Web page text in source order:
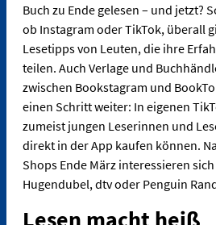
Buch zu Ende gelesen – und jetzt?
ob Instagram oder TikTok, überall
Lesetipps von Leuten, die ihre
teilen. Auch Verlage und
zwischen Bookstagram und
einen Schritt weiter: In eigenen
zumeist jungen Leserinnen und
direkt in der App kaufen können.
Shops Ende März interessieren
Hugendubel, dtv oder Penguin